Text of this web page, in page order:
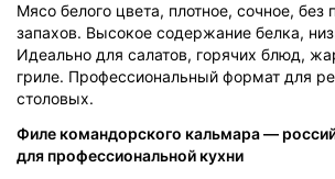
Мясо белого цвета, плотное, сочное, без
запахов. Высокое содержание белка,
Идеально для салатов, горячих блюд,
гриле. Профессиональный формат для
столовых.
Филе командорского кальмара —
для профессиональной кухни